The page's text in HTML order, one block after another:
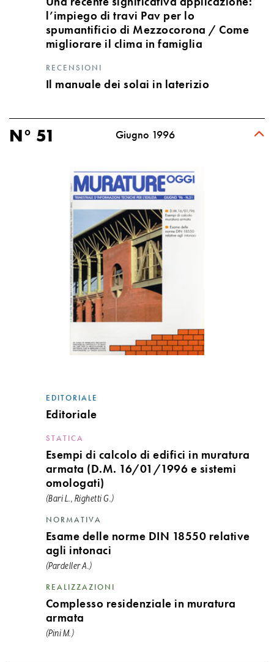
l’impiego di travi Pav per lo
spumantificio di Mezzocorona / Come
migliorare il clima in famiglia
RECENSIONI
Il manuale dei solai in laterizio
N° 51 Giugno 1996
EDITORIALE
Editoriale
STATICA
Esempi di calcolo di edifici in muratura
armata (D.M. 16/01/1996 e sistemi
omologati)
(Bari L., Righetti G.)
NORMATIVA
Esame delle norme DIN 18550 relative
agli intonaci
(Pardeller A.)
REALIZZAZIONI
Complesso residenziale in muratura
armata
(Pini M.)